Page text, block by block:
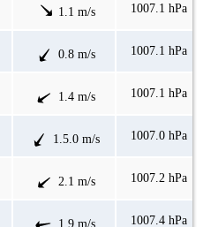
1.1 m/s 1007.1 hPa
0.8 m/s 1007.1 hPa
1.4 m/s 1007.1 hPa
1.5.0 m/s 1007.0 hPa
2.1 m/s 1007.2 hPa
1.9 m/s 1007.4 hPa